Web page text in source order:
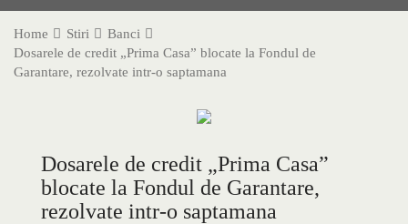
Home Stiri
Banci
Dosarele de credit „Prima Casa” blocate la Fondul de
Garantare, rezolvate intr-o saptamana
Dosarele de credit „Prima Casa”
blocate la Fondul de Garantare,
rezolvate intr-o saptamana